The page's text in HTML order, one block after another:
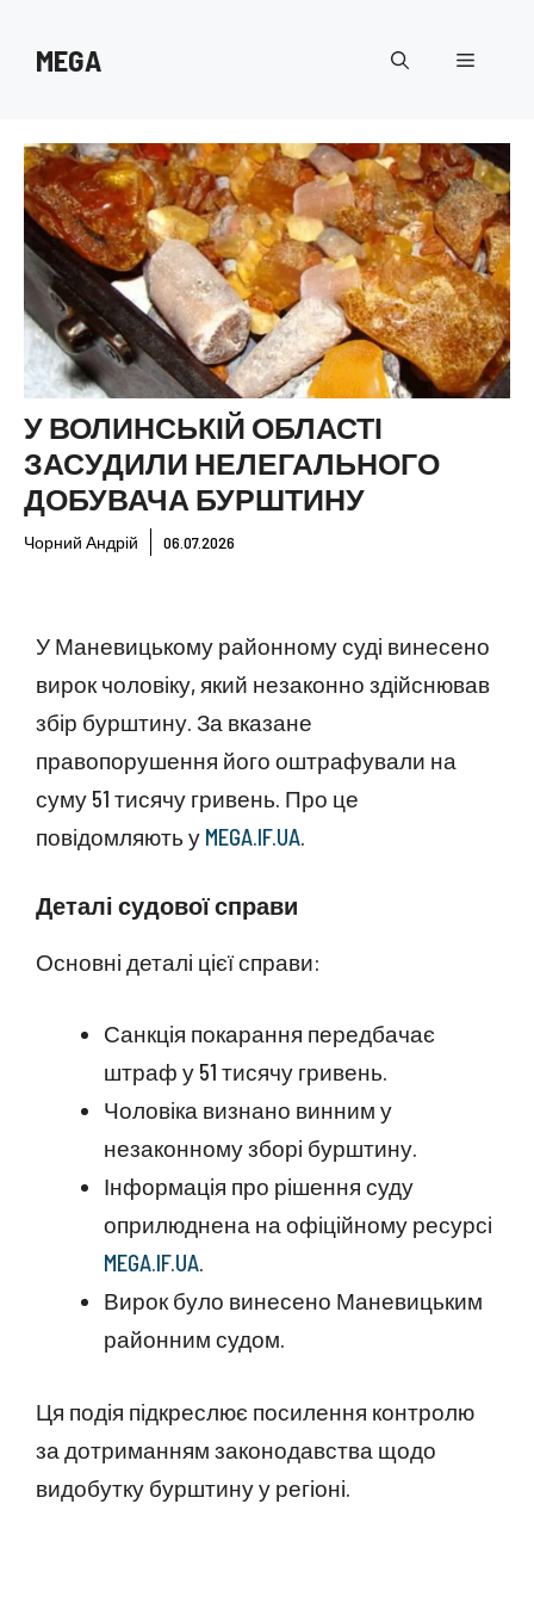
MEGA Меню
У ВОЛИНСЬКІЙ ОБЛАСТІ
ЗАСУДИЛИ НЕЛЕГАЛЬНОГО
ДОБУВАЧА БУРШТИНУ
Чорний Андрій 06.07.2026
У Маневицькому районному суді винесено
вирок чоловіку, який незаконно здійснював
збір бурштину. За вказане
правопорушення його оштрафували на
суму 51 тисячу гривень. Про це
повідомляють у MEGA.IF.UA.
Деталі судової справи
Основні деталі цієї справи:
Санкція покарання передбачає
штраф у 51 тисячу гривень.
Чоловіка визнано винним у
незаконному зборі бурштину.
Інформація про рішення суду
оприлюднена на офіційному ресурсі
MEGA.IF.UA.
Вирок було винесено Маневицьким
районним судом.
Ця подія підкреслює посилення контролю
за дотриманням законодавства щодо
видобутку бурштину у регіоні.